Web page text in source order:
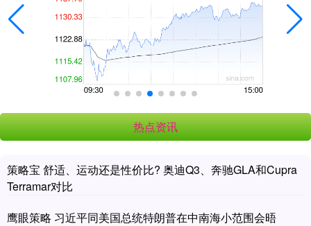
热点资讯
策略宝 舒适、运动还是性价比? 奥迪Q3、奔驰GLA和Cupra
Terramar对比
鹰眼策略 习近平同美国总统特朗普在中南海小范围会晤